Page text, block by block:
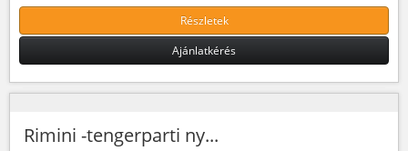
Részletek
Ajánlatkérés
Rimini -tengerparti ny...